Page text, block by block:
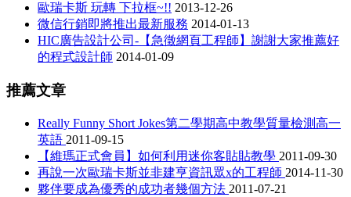
歐瑞卡斯 玩轉 下拉框~!! 2013-12-26
微信行銷即將推出最新服務 2014-01-13
HIC廣告設計公司-【急徵網頁工程師】謝謝大家推薦好
的程式設計師 2014-01-09
推薦文章
Really Funny Short Jokes第二學期高中教學質量檢測高一
英語 2011-09-15
【維瑪正式會員】如何利用迷你客貼貼教學 2011-09-30
再說一次歐瑞卡斯並非建亨資訊眾x的工程師 2014-11-30
夥伴要成為優秀的成功者幾個方法 2011-07-21